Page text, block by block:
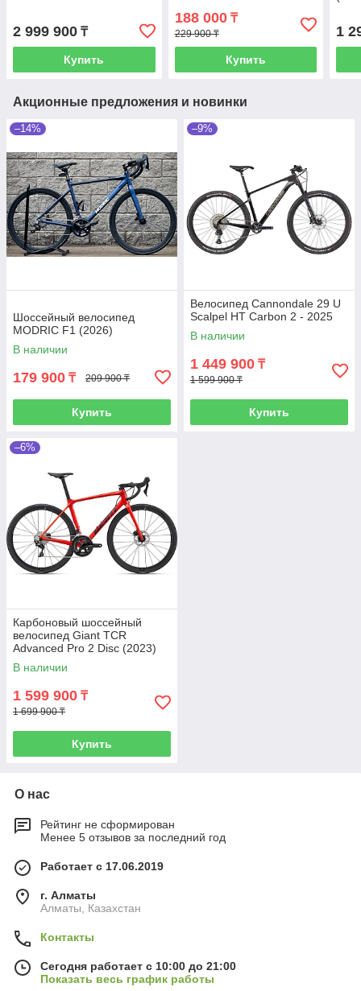
2 999 900 ₸
Купить
188 000₸
229 900 ₸
Купить
1
Акционные предложения и новинки
–14%
Шоссейный велосипед
MODRIC F1 (2026)
В наличии
179 900 ₸ 209 900 ₸
Купить
–9%
Велосипед Cannondale 29 U
Scalpel HT Carbon 2 - 2025
В наличии
1 449 900 ₸
1 599 900 ₸
Купить
–6%
Карбоновый шоссейный
велосипед Giant TCR
Advanced Pro 2 Disc (2023)
В наличии
1 599 900 ₸
1 699 900 ₸
Купить
О нас
Рейтинг не сформирован
Менее 5 отзывов за последний год
Работает с 17.06.2019
г. Алматы
Алматы, Казахстан
Контакты
Сегодня работает с 10:00 до 21:00
Показать весь график работы